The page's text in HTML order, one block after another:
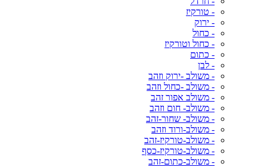
- טורקיז
- ירוק
- כחול
- כחול וטורקיז
- כתום
- לבן
- משולב -ירוק וזהב
- משולב -כחול וזהב
- משולב אפור זהב
- משולב- חום וזהב
- משולב- שחור-זהב
- משולב-ורוד וזהב
- משולב-טורקיז-זהב
- משולב-טורקיז-כסף
- משולב-כתום-זהב